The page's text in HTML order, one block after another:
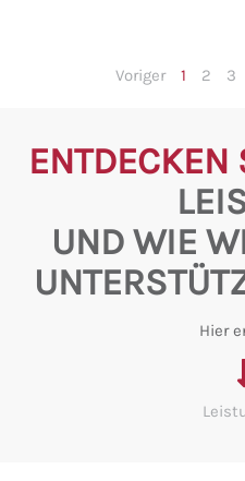
Voriger 1 2 3
ENTDECKEN
UND WIE
Hier